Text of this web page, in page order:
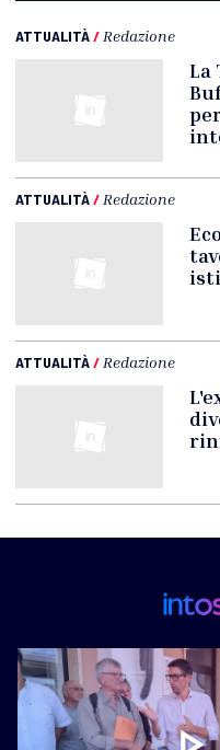
ATTUALITÀ/ Redazione
La
ATTUALITÀ/ Redazione
ATTUALITÀ/ Redazione